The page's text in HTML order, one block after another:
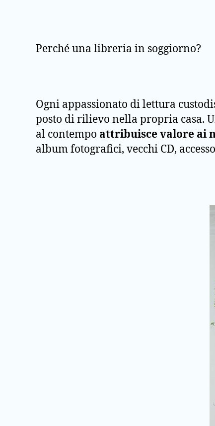
Perché una libreria in soggiorno?
Ogni appassionato di lettura
posto di rilievo nella propria casa.
al contempo attribuisce valore ai
album fotografici, vecchi CD,